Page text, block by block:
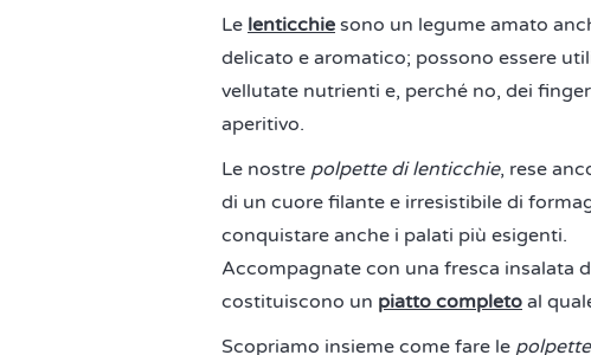
Le lenticchie sono un legume amato
delicato e aromatico; possono essere
vellutate nutrienti e, perché no, dei
aperitivo.
Le nostre polpette di lenticchie, rese
di un cuore filante e irresistibile di
conquistare anche i palati più esigenti.
Accompagnate con una fresca insalata
costituiscono un piatto completo al
Scopriamo insieme come fare le